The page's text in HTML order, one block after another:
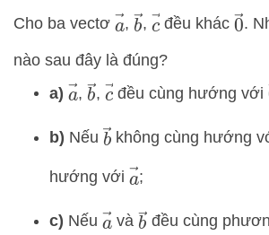
Cho ba vectơ a→
, b→
, c →
đều khác 0→
.
nào sau đây là đúng?
a) a→
, b→
, c →
đều cùng hướng với
b) Nếu b →
không cùng hướng
hướng với a→
;
c) Nếu a →
và b →
đều cùng